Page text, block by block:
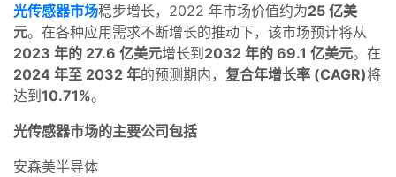
光传感器市场稳步增长，2022 年市场价值约为25 亿美
元。在各种应用需求不断增长的推动下，该市场预计将从
2023 年的 27.6 亿美元增长到2032 年的 69.1 亿美元。在
2024 年至 2032 年的预测期内， 复合年增长率 (CAGR)将
达到10.71%。
光传感器市场的主要公司包括
安森美半导体